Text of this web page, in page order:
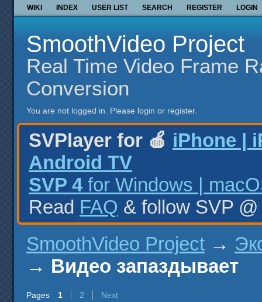
WIKI INDEX USER LIST SEARCH REGISTER LOGIN
SmoothVideo Project
Real Time Video Frame
Conversion
You are not logged in. Please login or register.
SVPlayer for 🍎 iPhone |
Android TV
SVP 4 for Windows |
Read FAQ & follow SVP
SmoothVideo Project →
→ Видео запаздывает
Pages 1 2 Next